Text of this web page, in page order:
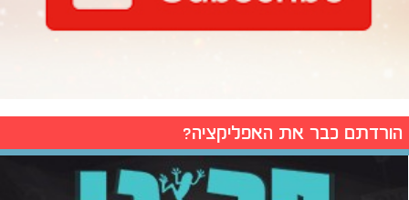
הורדתם כבר את האפליקציה?